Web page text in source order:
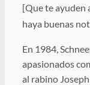
[Que te ayuden
haya buenas
En 1984,
apasionados
al rabino